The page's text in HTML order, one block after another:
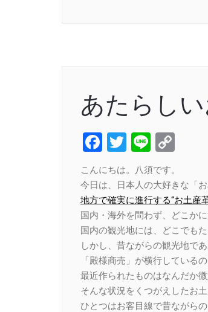
あたらし
Facebook
Twitter
Line
こんにちは。八須です。
今日は、日本人の大好きな「お
地方で確実に進行する“お土産
国内・海外を問わず、どこか
国内の観光地には、どこでも
しかし、昔ながらの観光地で
「殿様商売」が横行している
最近作られたものはなんだか
そんな状況をくつがえしたお土
ひとつはお客目線で昔ながら